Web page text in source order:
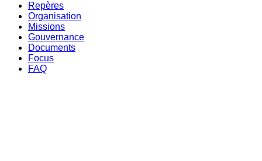
Repères
Organisation
Missions
Gouvernance
Documents
Focus
FAQ